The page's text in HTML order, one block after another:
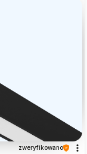
zweryfikowano